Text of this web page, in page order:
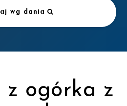
wg dania
z ogórka z